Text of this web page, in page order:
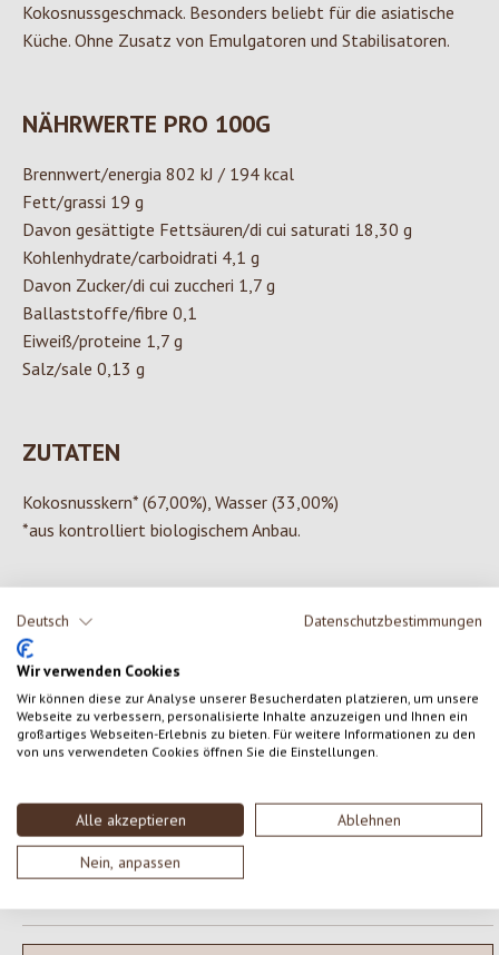
Deutsch Datenschutzbestimmungen
Wir verwenden Cookies
Wir können diese zur Analyse unserer Besucherdaten platzieren, um unsere
Webseite zu verbessern, personalisierte Inhalte anzuzeigen und Ihnen ein
großartiges Webseiten-Erlebnis zu bieten. Für weitere Informationen zu den
von uns verwendeten Cookies öffnen Sie die Einstellungen.
Alle akzeptieren Ablehnen
Nein, anpassen
Kokosnussgeschmack. Besonders beliebt für die asiatische
Küche. Ohne Zusatz von Emulgatoren und Stabilisatoren.
NÄHRWERTE PRO 100G
Brennwert/energia 802 kJ / 194 kcal
Fett/grassi 19 g
Davon gesättigte Fettsäuren/di cui saturati 18,30 g
Kohlenhydrate/carboidrati 4,1 g
Davon Zucker/di cui zuccheri 1,7 g
Ballaststoffe/fibre 0,1
Eiweiß/proteine 1,7 g
Salz/sale 0,13 g
ZUTATEN
Kokosnusskern* (67,00%), Wasser (33,00%)
*aus kontrolliert biologischem Anbau.
0 von 0 Bewertungen
Durchschnittliche Bewertung von 0 von 5 Sternen
Gib eine Bewertung ab!
Teile deine Erfahrungen mit dem Produkt mit anderen Kunden.
SCHREIBE EINE BEWERTUNG
Bewertungen nur in der aktuellen Sprache anzeigen.